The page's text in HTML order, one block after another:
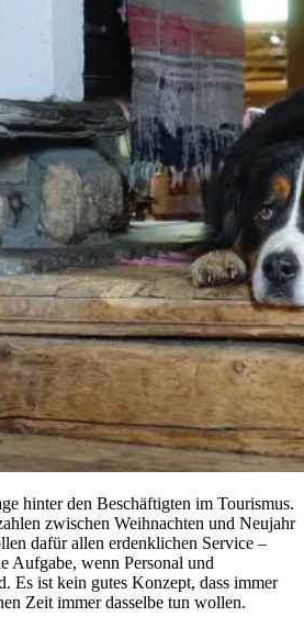
hinter den Beschäftigten im Tourismus.
zwischen Weihnachten und Neujahr
dafür allen erdenklichen Service –
Aufgabe, wenn Personal und
Es ist kein gutes Konzept, dass immer
Zeit immer dasselbe tun wollen.